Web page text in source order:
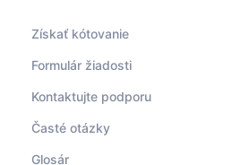
Získať kótovanie
Formulár žiadosti
Kontaktujte podporu
Časté otázky
Glosár